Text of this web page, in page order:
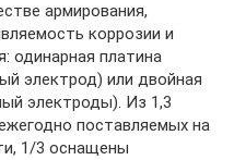
армирования,
коррозии и
одинарная платина
электрод) или двойная
электроды). Из 1,3
поставляемых на
1/3 оснащены